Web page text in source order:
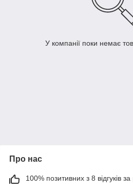
У компанії поки немає
Про нас
100% позитивних з 8 відгуків за